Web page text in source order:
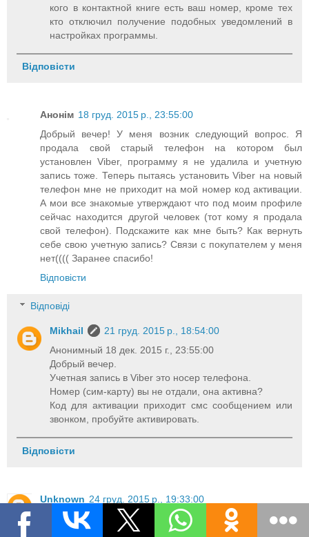
кого в контактной книге есть ваш номер, кроме тех
кто отключил получение подобных уведомлений в
настройках программы.
Відповісти
Анонім 18 груд. 2015 р., 23:55:00
Добрый вечер! У меня возник следующий вопрос. Я
продала свой старый телефон на котором был
установлен Viber, программу я не удалила и учетную
запись тоже. Теперь пытаясь установить Viber на новый
телефон мне не приходит на мой номер код активации.
А мои все знакомые утверждают что под моим профиле
сейчас находится другой человек (тот кому я продала
свой телефон). Подскажите как мне быть? Как вернуть
себе свою учетную запись? Связи с покупателем у меня
нет(((( Заранее спасибо!
Відповісти
Відповіді
Mikhail
21 груд. 2015 р., 18:54:00
Анонимный 18 дек. 2015 г., 23:55:00
Добрый вечер.
Учетная запись в Viber это носер телефона.
Номер (сим-карту) вы не отдали, она активна?
Код для активации приходит смс сообщением или
звонком, пробуйте активировать.
Відповісти
Unknown 24 груд. 2015 р., 19:33:00
Подскажите пожалуста,почему у меня не открываются
смски,если контакт не сохраеен в тел.книги?